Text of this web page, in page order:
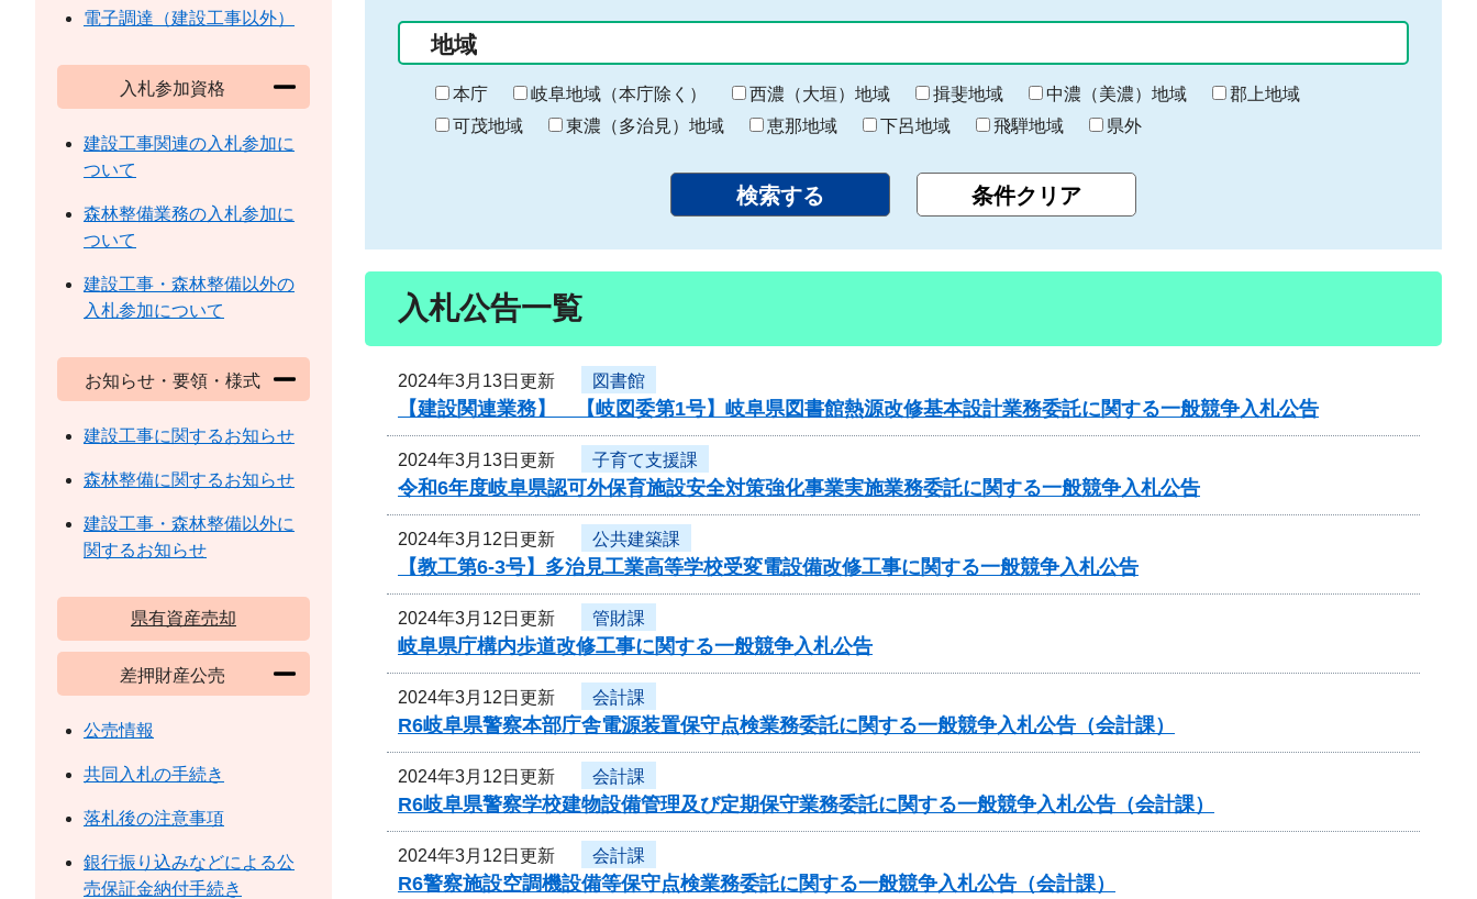
の
始
ま
り
終
わ
り
地域
本庁 岐阜地域（本庁除く） 西濃（大垣）地域 揖斐地域 中濃（美濃）地域
郡上地域
可茂地域
東濃（多治見）地域 恵那地域 下呂地域 飛騨地域 県外
入札公告一覧
2024年3月13日更新 図書館
【建設関連業務】 【岐図委第1号】岐阜県図書館熱源改修基本設計業務委託に関する一般競争入札公告
2024年3月13日更新 子育て支援課
令和6年度岐阜県認可外保育施設安全対策強化事業実施業務委託に関する一般競争入札公告
2024年3月12日更新 公共建築課
【教工第6-3号】多治見工業高等学校受変電設備改修工事に関する一般競争入札公告
2024年3月12日更新 管財課
岐阜県庁構内歩道改修工事に関する一般競争入札公告
2024年3月12日更新 会計課
R6岐阜県警察本部庁舎電源装置保守点検業務委託に関する一般競争入札公告（会計課）
2024年3月12日更新 会計課
R6岐阜県警察学校建物設備管理及び定期保守業務委託に関する一般競争入札公告（会計課）
2024年3月12日更新 会計課
R6警察施設空調機設備等保守点検業務委託に関する一般競争入札公告（会計課）
電子調達（建設工事以外）
入札参加資格
建設工事関連の入札参加に
ついて
森林整備業務の入札参加に
ついて
建設工事・森林整備以外の
入札参加について
お知らせ・要領・様式
建設工事に関するお知らせ
森林整備に関するお知らせ
建設工事・森林整備以外に
関するお知らせ
県有資産売却
差押財産公売
公売情報
共同入札の手続き
落札後の注意事項
銀行振り込みなどによる公
売保証金納付手続き